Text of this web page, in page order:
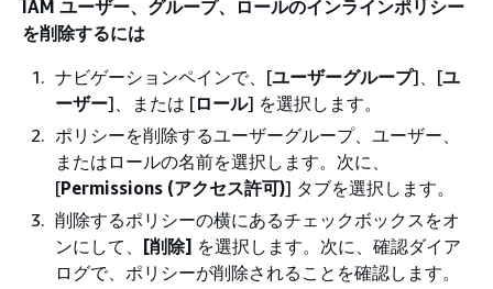
IAM ユーザー、グループ、ロールのインラインポリシー
を削除するには
ナビゲーションペインで、[ユーザーグループ]、[ユ
ーザー]、または [ロール] を選択します。
ポリシーを削除するユーザーグループ、ユーザー、
またはロールの名前を選択します。次に、
[Permissions (アクセス許可)] タブを選択します。
削除するポリシーの横にあるチェックボックスをオ
ンにして、 [削除] を選択します。次に、確認ダイア
ログで、ポリシーが削除されることを確認します。